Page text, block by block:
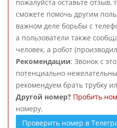
пожалуйста оставьте отзыв,
сможете помочь другим
важном деле борьбы с
а пользователи также
человек, а робот
Рекомендации: Звонок с
потенциально
рекомендуем брать трубку
Другой номер? Пробить
номеру.
Проверить номер в